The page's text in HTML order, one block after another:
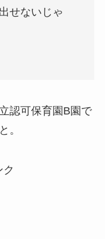
せないじゃ
認可保育園B園で
。
ク